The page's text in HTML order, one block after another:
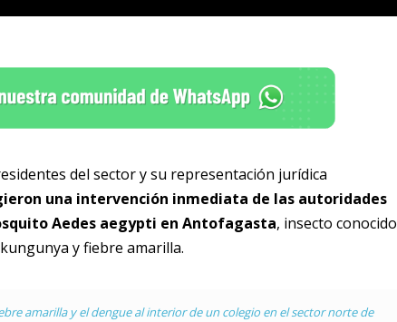
del sector y su representación jurídica
una intervención inmediata de las autoridades
Aedes aegypti en Antofagasta, insecto conocido
y fiebre amarilla.
amarilla y el dengue al interior de un colegio en el sector norte de